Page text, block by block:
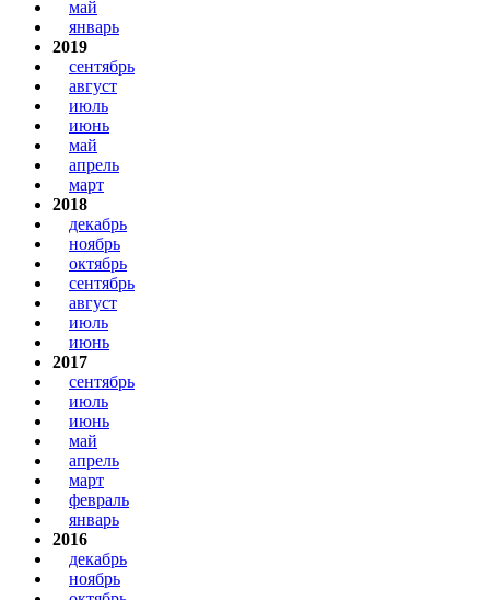
май
январь
2019
сентябрь
август
июль
июнь
май
апрель
март
2018
декабрь
ноябрь
октябрь
сентябрь
август
июль
июнь
2017
сентябрь
июль
июнь
май
апрель
март
февраль
январь
2016
декабрь
ноябрь